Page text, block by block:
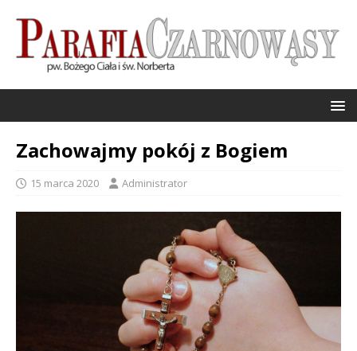
Zachowajmy pokój z Bogiem
15 marca 2020 Administrator